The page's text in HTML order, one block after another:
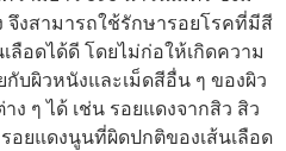
จึงสามารถใช้รักษารอยโรคที่มีสี
ลือดได้ดี โดยไม่ก่อให้เกิดความ
กับผิวหนังและเม็ดสีอื่น ๆ ของผิว
ๆ ได้ เช่น รอยแดงจากสิว สิว
อยแดงนูนที่ผิดปกติของเส้นเลือด